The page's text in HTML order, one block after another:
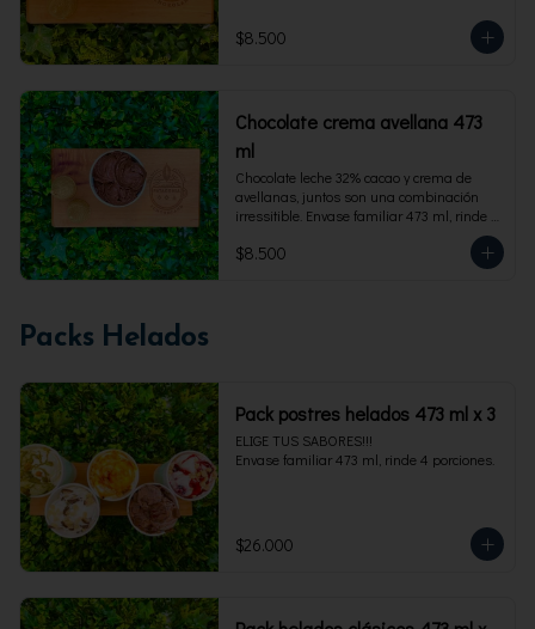
$8.500
Chocolate crema avellana 473
ml
Chocolate leche 32% cacao y crema de
avellanas, juntos son una combinación
irressitible. Envase familiar 473 ml, rinde 4
$8.500
Packs Helados
Pack postres helados 473 ml x 3
ELIGE TUS SABORES!!!
Envase familiar 473 ml, rinde 4 porciones.
$26.000